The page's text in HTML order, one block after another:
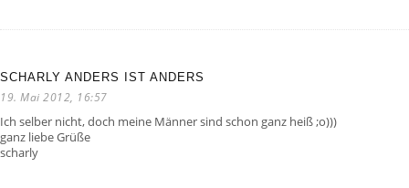
SCHARLY ANDERS IST ANDERS
19. Mai 2012, 16:57
Ich selber nicht, doch meine Männer sind schon ganz heiß ;o)))
ganz liebe Grüße
scharly